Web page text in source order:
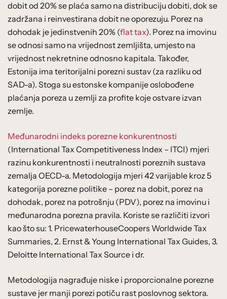
dobit od 20% se plaća samo na distribuciju dobiti, dok se
zadržana i reinvestirana dobit ne oporezuju. Porez na
dohodak je jedinstvenih 20% (flat tax). Porez na imovinu
se odnosi samo na vrijednost zemljišta, umjesto na
vrijednost nekretnine odnosno kapitala. Također,
Estonija ima teritorijalni porezni sustav (za razliku od
SAD-a). Stoga su estonske kompanije oslobođene
plaćanja poreza u zemlji za profite koje ostvare izvan
zemlje.
Međunarodni indeks porezne konkurentnosti
(International Tax Competitiveness Index – ITCI) mjeri
razinu konkurentnosti i neutralnosti poreznih sustava
zemalja OECD-a. Metodologija mjeri 42 varijable kroz 5
kategorija porezne politike – porez na dobit, porez na
dohodak, porez na potrošnju (PDV), porez na imovinu i
međunarodna porezna pravila. Koriste se različiti izvori
kao što su: 1. PricewaterhouseCoopers Worldwide Tax
Summaries, 2. Ernst & Young International Tax Guides, 3.
Deloitte International Tax Source i dr.
Metodologija nagrađuje niske i proporcionalne porezne
sustave jer manji porezi potiču rast poslovnog sektora.